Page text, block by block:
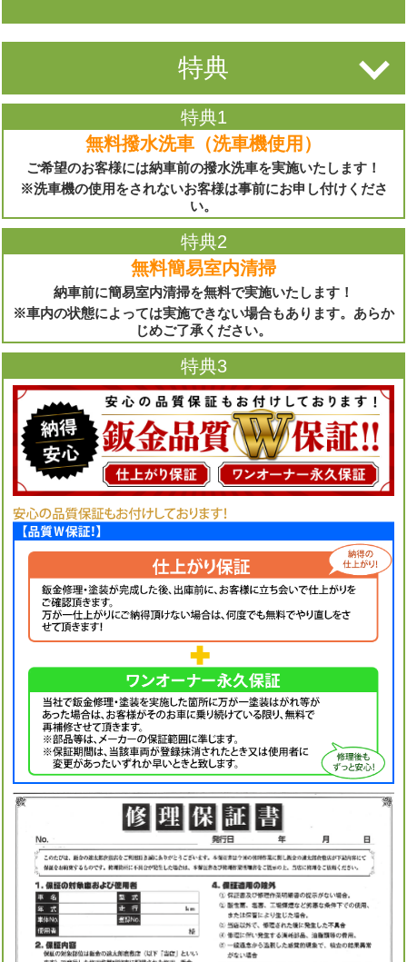
特典
特典1
無料撥水洗車（洗車機使用）
ご希望のお客様には納車前の撥水洗車を実施いたします！
※洗車機の使用をされないお客様は事前にお申し付けくださ
い。
特典2
無料簡易室内清掃
納車前に簡易室内清掃を無料で実施いたします！
※車内の状態によっては実施できない場合もあります。あらか
じめご了承ください。
特典3